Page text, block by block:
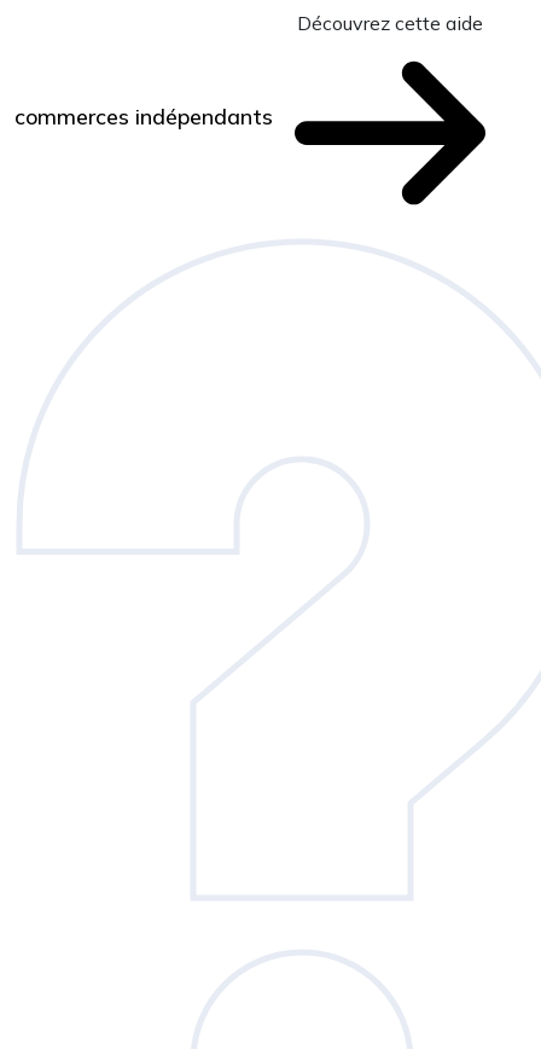
commerces indépendants
Découvrez cette aide